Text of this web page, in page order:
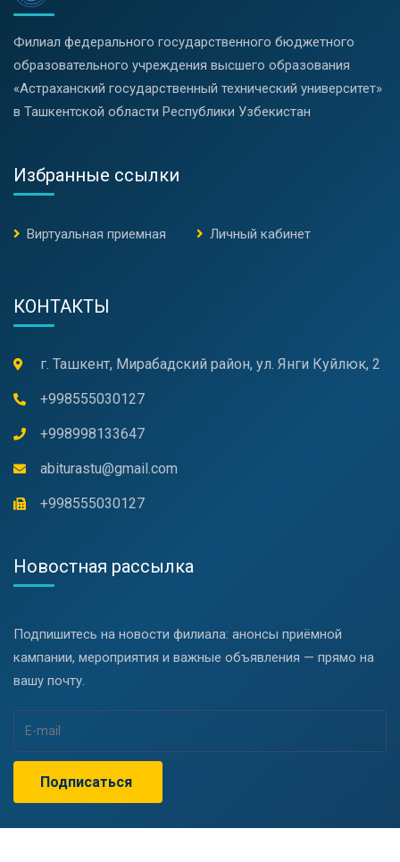
Филиал федерального государственного бюджетного
образовательного учреждения высшего образования
«Астраханский государственный технический университет»
в Ташкентской области Республики Узбекистан
Избранные ссылки
Виртуальная приемная Личный кабинет
КОНТАКТЫ
г. Ташкент, Мирабадский район, ул. Янги Куйлюк, 2
+998555030127
+998998133647
abiturastu@gmail.com
+998555030127
Новостная рассылка
Подпишитесь на новости филиала: анонсы приёмной
кампании, мероприятия и важные объявления — прямо на
вашу почту.